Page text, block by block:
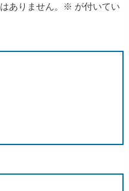
ありません。 ※ が付いてい